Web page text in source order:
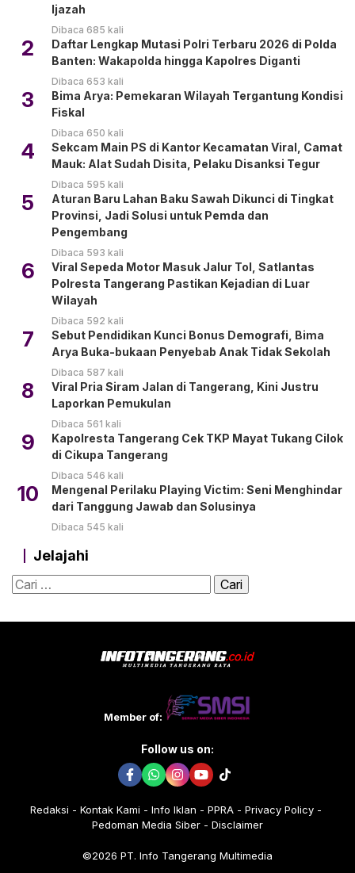
Ijazah
Dibaca 685 kali
2
Daftar Lengkap Mutasi Polri Terbaru 2026 di Polda
Banten: Wakapolda hingga Kapolres Diganti
Dibaca 653 kali
3
Bima Arya: Pemekaran Wilayah Tergantung Kondisi
Fiskal
Dibaca 650 kali
4
Sekcam Main PS di Kantor Kecamatan Viral, Camat
Mauk: Alat Sudah Disita, Pelaku Disanksi Tegur
Dibaca 595 kali
5
Aturan Baru Lahan Baku Sawah Dikunci di Tingkat
Provinsi, Jadi Solusi untuk Pemda dan
Pengembang
Dibaca 593 kali
6
Viral Sepeda Motor Masuk Jalur Tol, Satlantas
Polresta Tangerang Pastikan Kejadian di Luar
Wilayah
Dibaca 592 kali
7
Sebut Pendidikan Kunci Bonus Demografi, Bima
Arya Buka-bukaan Penyebab Anak Tidak Sekolah
Dibaca 587 kali
8
Viral Pria Siram Jalan di Tangerang, Kini Justru
Laporkan Pemukulan
Dibaca 561 kali
9
Kapolresta Tangerang Cek TKP Mayat Tukang Cilok
di Cikupa Tangerang
Dibaca 546 kali
10
Mengenal Perilaku Playing Victim: Seni Menghindar
dari Tanggung Jawab dan Solusinya
Dibaca 545 kali
Jelajahi
Cari
Member of:
Follow us on:
Redaksi Kontak Kami Info Iklan PPRA
Privacy Policy
Pedoman Media Siber
Disclaimer
©2026 PT. Info Tangerang Multimedia